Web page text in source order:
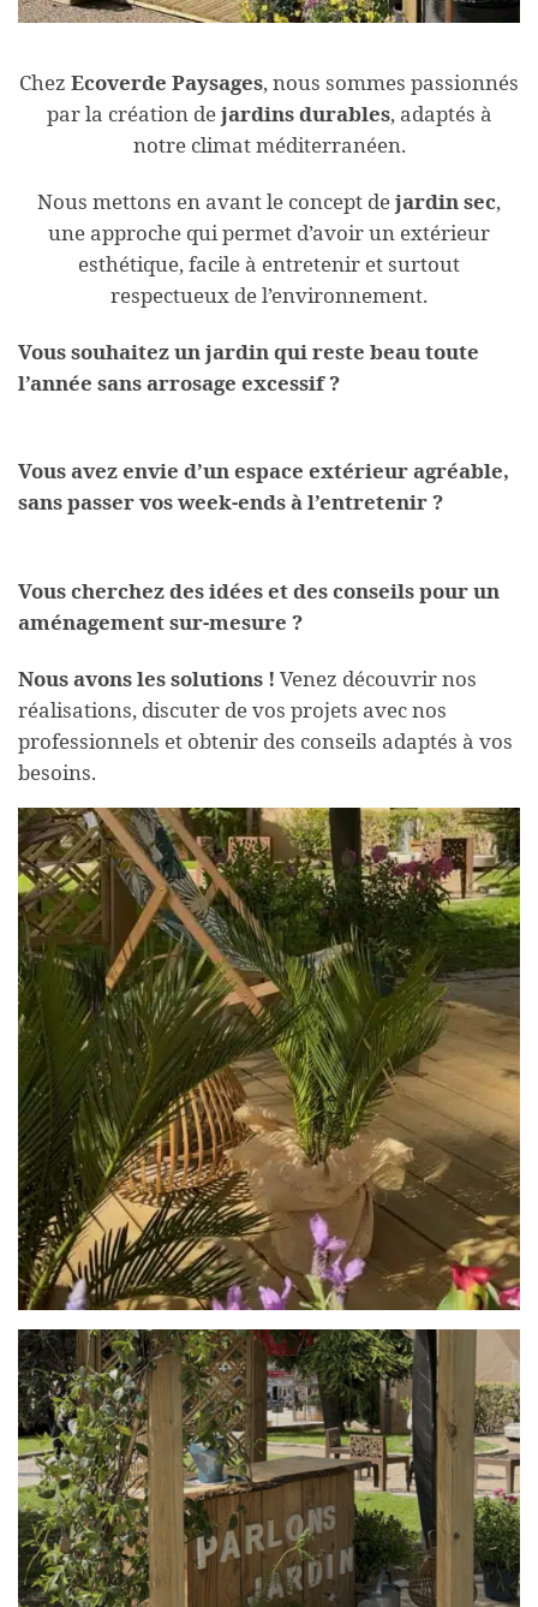
Chez Ecoverde Paysages, nous sommes passionnés
par la création dejardins durables, adaptés à
notre climat méditerranéen.
Nous mettons en avant le concept dejardin sec,
une approche qui permet d’avoir un extérieur
esthétique, facile à entretenir et surtout
respectueux de l’environnement.
Vous souhaitez un jardin qui reste beau toute
l’année sans arrosage excessif ?
Vous avez envie d’un espace extérieur agréable,
sans passer vos week-ends à l’entretenir ?
Vous cherchez des idées et des conseils pour un
aménagement sur-mesure ?
Nous avons les solutions ! Venez découvrir nos
réalisations, discuter de vos projets avec nos
professionnels et obtenir des conseils adaptés à vos
besoins.